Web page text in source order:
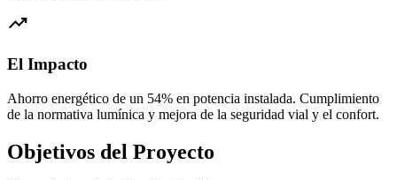
trending_up
El Impacto
Ahorro energético de un 54% en potencia instalada. Cumplimiento
de la normativa lumínica y mejora de la seguridad vial y el confort.
Objetivos del Proyecto